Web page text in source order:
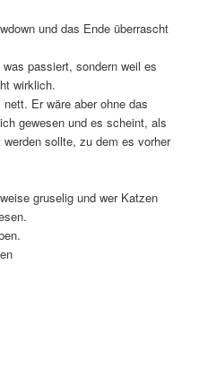
und das Ende überrascht
passiert, sondern weil es
wirklich.
Er wäre aber ohne das
gewesen und es scheint, als
sollte, zu dem es vorher
gruselig und wer Katzen